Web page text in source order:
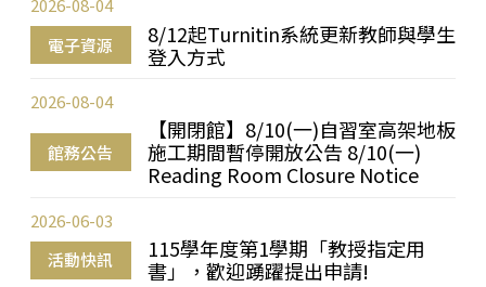
電子資源
8/12起Turnitin系統更新教師與學生
登入方式
2026-08-04
館務公告
【開閉館】8/10(一)自習室高架地板
施工期間暫停開放公告 8/10(一)
Reading Room Closure Notice
2026-08-04
活動快訊
115學年度第1學期「教授指定用
書」，歡迎踴躍提出申請!
2026-06-03